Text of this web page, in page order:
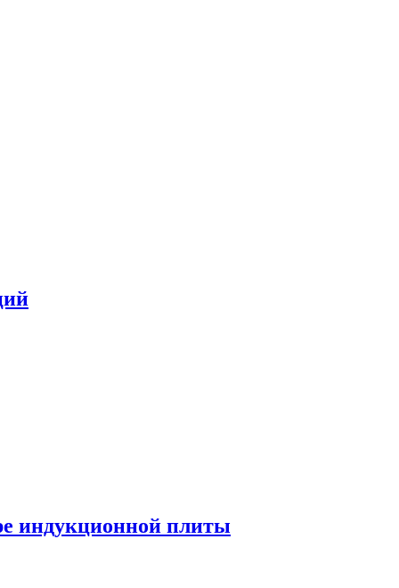
индукционной плиты